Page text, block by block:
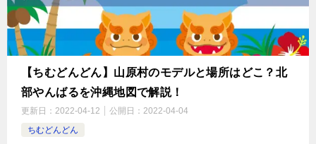
【ちむどんどん】山原村のモデルと場所はどこ？北
部やんばるを沖縄地図で解説！
更新日： 2022-04-12 公開日： 2022-04-04
ちむどんどん